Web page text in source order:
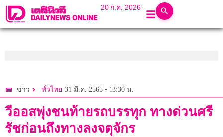
20 ก.ค. 2026
ข่าว ทั่วไทย 31 มี.ค. 2565 • 13:30 น.
วีออสพุ่งชนท้ายรถบรรทุก ทางด่วนศรี
รัชก่อนถึงทางลงจตุจักร